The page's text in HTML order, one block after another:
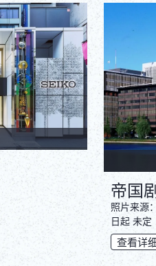
帝国
照片来源
日起 未定
查看详